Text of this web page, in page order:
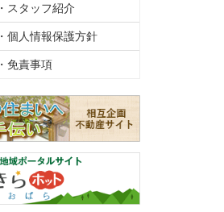
・スタッフ紹介
・個人情報保護方針
・免責事項